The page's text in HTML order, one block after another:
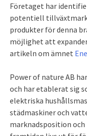
Företaget har
potentiell
produkter för denna
möjlighet att
artikeln om ämnet
Power of nature AB
och har etablerat sig
elektriska
städmaskiner och
marknadsposition